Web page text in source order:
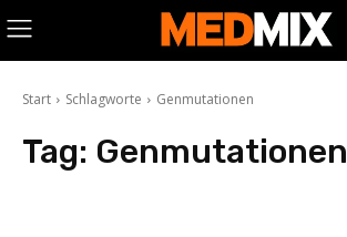
Start Schlagworte Genmutationen
Tag: Genmutationen